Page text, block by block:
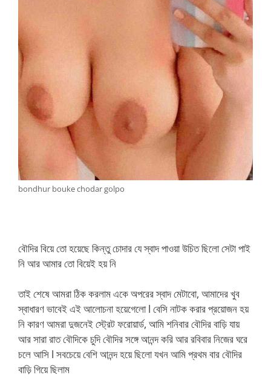
bondhur bouke chodar golpo
বৌদির বিয়ে তো হয়েছে কিন্তু চোদার যে স্বাদ পাওয়া উচিত ছিলো সেটা পাই
নি আর আমার তো বিয়েই হয় নি
তাই শেষে আমরা ঠিক করলাম একে অপরের স্বাদ মেটাবো, আমাদের খুব
স্বাধারণ ভাবেই এই আলোচনা হয়েগেলো l বেসি নাটক করার প্রয়োজন হয়
নি কারণ আমরা দুজনেই স্ট্রেট ফরোয়ার্ড, আমি শনিবার বৌদির বাড়ি যায়
আর সারা রাত বৌদিকে চুদি বৌদির সঙ্গে আনন্দ করি আর রবিবার নিজের ঘরে
চলে আসি l সবচেয়ে বেশি আনন্দ হয়ে ছিলো যখন আমি প্রথম বার বৌদির
বাড়ি গিয়ে ছিলাম